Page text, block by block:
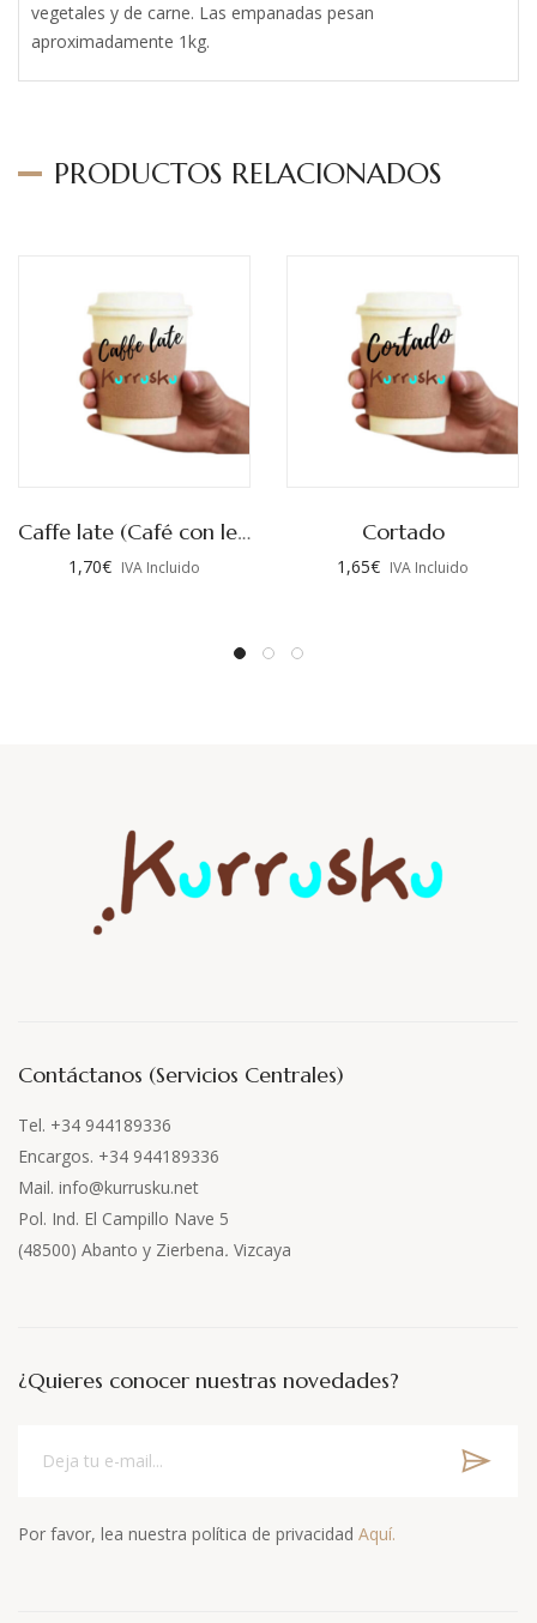
vegetales y de carne. Las empanadas pesan
aproximadamente 1kg.
PRODUCTOS RELACIONADOS
Caffe late (Café con leche)
1,70€ IVA Incluido
Cortado
1,65€ IVA Incluido
Contáctanos (Servicios Centrales)
Tel. +34 944189336
Encargos. +34 944189336
Mail. info@kurrusku.net
Pol. Ind. El Campillo Nave 5
(48500) Abanto y Zierbena. Vizcaya
¿Quieres conocer nuestras novedades?
Por favor, lea nuestra política de privacidad Aquí.